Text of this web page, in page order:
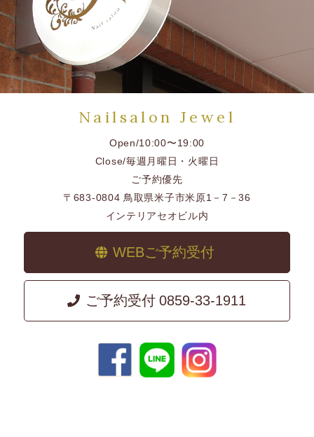
Nailsalon Jewel
Open/10:00〜19:00
Close/毎週月曜日・火曜日
ご予約優先
〒683-0804 鳥取県米子市米原1－7－36
インテリアセオビル内
WEBご予約受付
ご予約受付 0859-33-1911